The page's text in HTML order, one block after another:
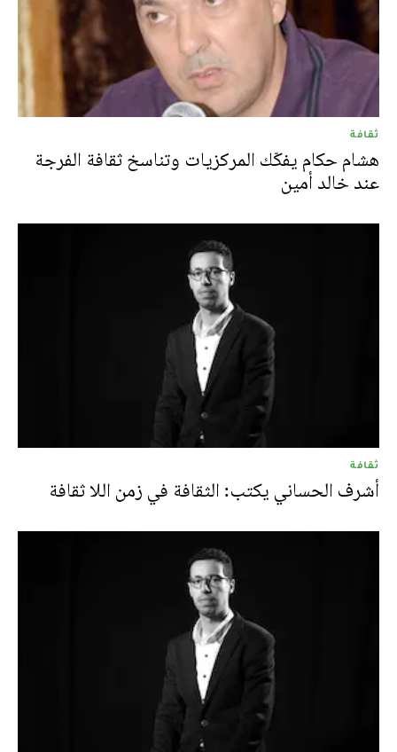
ثقافة
هشام حكام يفكّك المركزيات وتناسخ ثقافة الفرجة
عند خالد أمين
ثقافة
أشرف الحساني يكتب: الثقافة في زمن اللا ثقافة